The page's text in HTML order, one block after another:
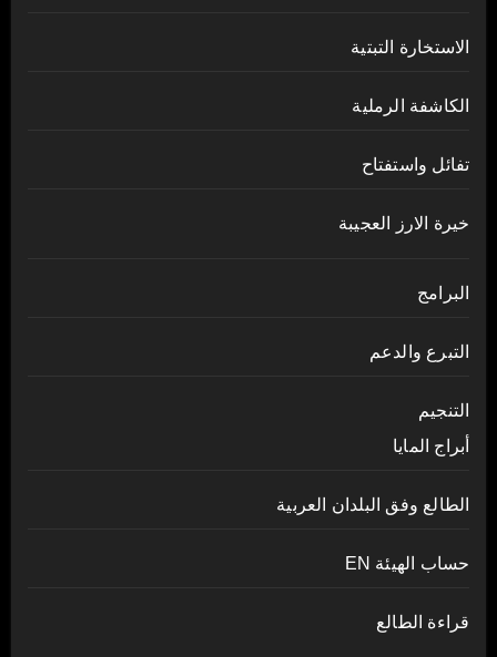
الاستخارة التبتية
الكاشفة الرملية
تفائل واستفتاح
خيرة الارز العجيبة
البرامج
التبرع والدعم
التنجيم
أبراج المايا
الطالع وفق البلدان العربية
حساب الهيئة EN
قراءة الطالع